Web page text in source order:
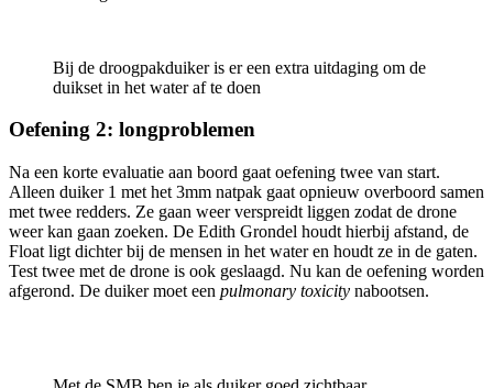
Bij de droogpakduiker is er een extra uitdaging om de
duikset in het water af te doen
Oefening 2: longproblemen
Na een korte evaluatie aan boord gaat oefening twee van start.
Alleen duiker 1 met het 3mm natpak gaat opnieuw overboord samen
met twee redders. Ze gaan weer verspreidt liggen zodat de drone
weer kan gaan zoeken. De Edith Grondel houdt hierbij afstand, de
Float ligt dichter bij de mensen in het water en houdt ze in de gaten.
Test twee met de drone is ook geslaagd. Nu kan de oefening worden
afgerond. De duiker moet een pulmonary toxicity nabootsen.